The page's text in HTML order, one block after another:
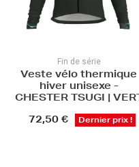
Fin de série
Veste vélo thermique
hiver unisexe -
CHESTER TSUGI | VERT
72,50 € Dernier prix !